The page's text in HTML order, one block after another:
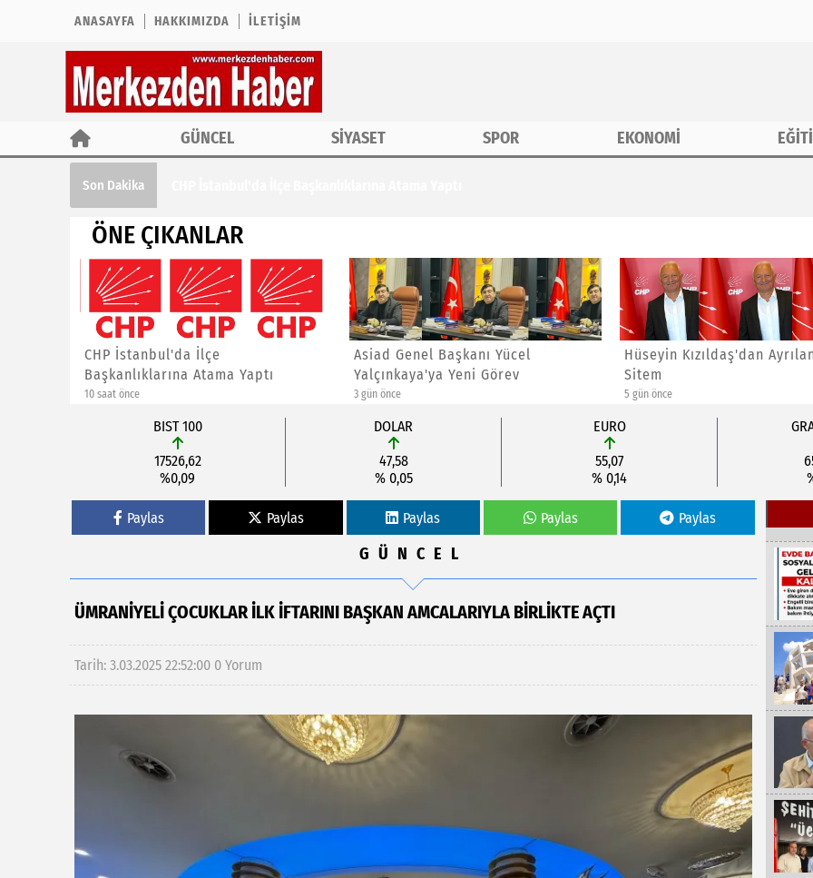
ANASAYFA HAKKIMIZDA İLETIŞIM
GÜNCEL SİYASET SPOR EKONOMİ
Son Dakika
ÖNE ÇIKANLAR
CHP İstanbul'da İlçe
Başkanlıklarına Atama Yaptı
10 saat önce
Asiad Genel Başkanı Yücel
Yalçınkaya'ya Yeni Görev
3 gün önce
Hüseyin Kızıldaş'dan
Sitem
5 gün önce
BIST 100
17526,62
%0,09
DOLAR
47,58
% 0,05
EURO
55,07
% 0,14
Paylas Paylas Paylas Paylas Paylas
GÜNCEL
ÜMRANİYELİ ÇOCUKLAR İLK İFTARINI BAŞKAN AMCALARIYLA BİRLİKTE AÇTI
Tarih: 3.03.2025 22:52:00 0 Yorum